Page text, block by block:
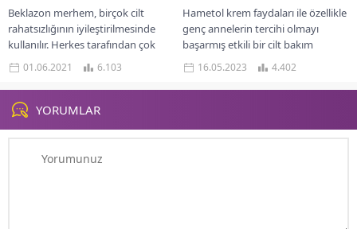
Beklazon merhem, birçok cilt
rahatsızlığının iyileştirilmesinde
kullanılır. Herkes tarafından çok
merak edilen Beklazon merhem,
iltihaplı cilt hastalıklarının
tedavisinde birebirdir. Her...
01.06.2021 6.103
Hametol krem faydaları ile özellikle
genç annelerin tercihi olmayı
başarmış etkili bir cilt bakım
kremidir. Birlikte hametol krem ne
işe...
16.05.2023 4.402
YORUMLAR